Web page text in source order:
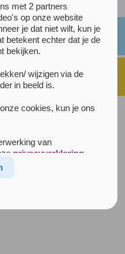
|Privacyverklaring |Cookiebeleid
Rustpunt is een initiatief van
met 2 partners
op onze website
je dat niet wilt, kun je
betekent echter dat je de
bekijken.
wijzigen via de
in beeld is.
cookies, kun je ons
van
privacyverklaring.